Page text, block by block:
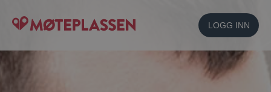
LOGG INN